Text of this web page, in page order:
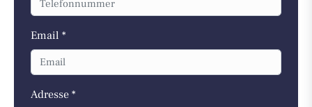
Email *
Adresse *